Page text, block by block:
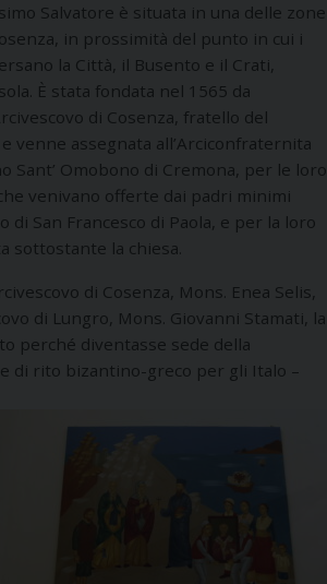
Salvatore è situata in una delle zone
in prossimità del punto in cui i
la Città, il Busento e il Crati,
È stata fondata nel 1565 da
di Cosenza, fratello del
venne assegnata all’Arciconfraternita
Sant’ Omobono di Cremona, per le loro
venivano offerte dai padri minimi
di San Francesco di Paola, e per la loro
sottostante la chiesa.
di Cosenza, Mons. Enea Selis,
di Lungro, Mons. Giovanni Stamati, la
perché diventasse sede della
di rito bizantino-greco per gli Italo –